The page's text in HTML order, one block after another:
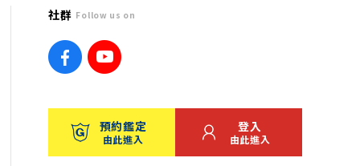
社群 Follow us on
預約鑑定
由此進入
登入
由此進入